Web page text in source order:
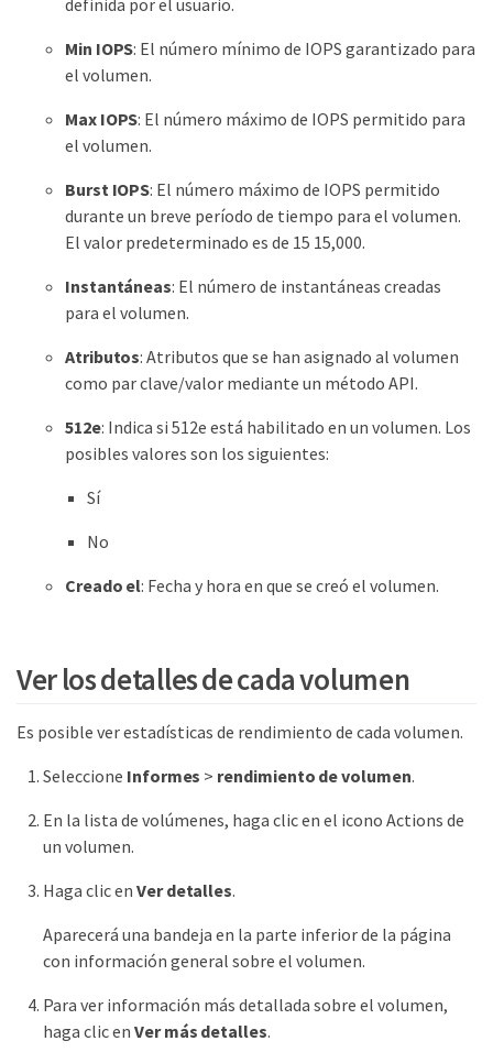
Min IOPS: El número mínimo de IOPS garantizado para
el volumen.
Max IOPS: El número máximo de IOPS permitido para
el volumen.
Burst IOPS: El número máximo de IOPS permitido
durante un breve período de tiempo para el volumen.
El valor predeterminado es de 15 15,000.
Instantáneas: El número de instantáneas creadas
para el volumen.
Atributos: Atributos que se han asignado al volumen
como par clave/valor mediante un método API.
512e: Indica si 512e está habilitado en un volumen. Los
posibles valores son los siguientes:
Sí
No
Creado el: Fecha y hora en que se creó el volumen.
Ver los detalles de cada volumen
Es posible ver estadísticas de rendimiento de cada volumen.
Seleccione Informes > rendimiento de volumen.
En la lista de volúmenes, haga clic en el icono Actions de
un volumen.
Haga clic en Ver detalles.
Aparecerá una bandeja en la parte inferior de la página
con información general sobre el volumen.
Para ver información más detallada sobre el volumen,
haga clic en Ver más detalles.